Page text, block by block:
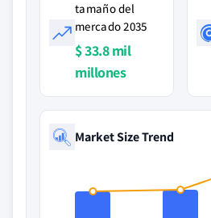
tamaño del
mercado 2035
$ 33.8 mil
millones
Market Size Trend